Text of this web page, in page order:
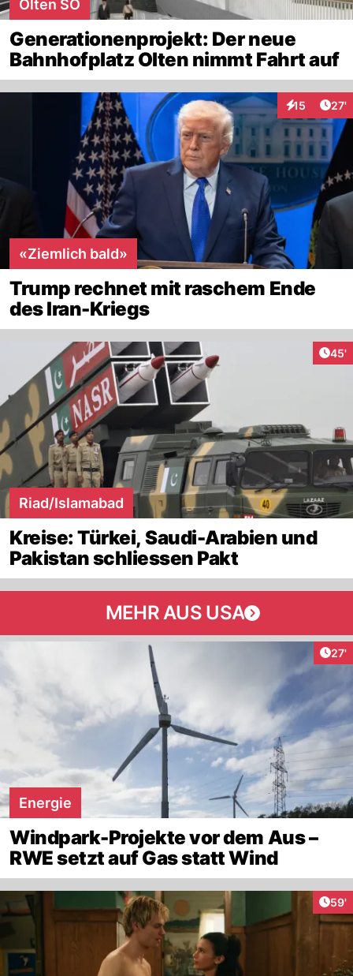
Olten SO
Generationenprojekt: Der neue
Bahnhofplatz Olten nimmt Fahrt auf
15
Interaktionen
27'
«Ziemlich bald»
Trump rechnet mit raschem Ende
des Iran-Kriegs
45'
Riad/Islamabad
Kreise: Türkei, Saudi-Arabien und
Pakistan schliessen Pakt
MEHR AUS USA
27'
Energie
Windpark-Projekte vor dem Aus –
RWE setzt auf Gas statt Wind
59'